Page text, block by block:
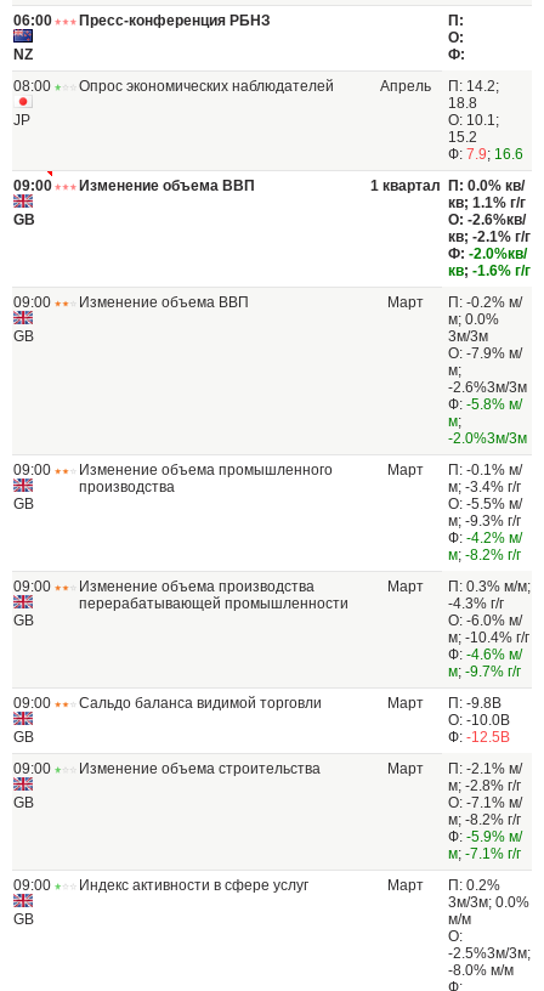
06:00
NZ
Пресс-конференция РБНЗ
П:
О:
Ф:
08:00
JP
Опрос экономических наблюдателей Апрель
П: 14.2;
18.8
О: 10.1;
15.2
Ф: 7.9; 16.6
09:00
GB
Изменение объема ВВП 1 квартал
П: 0.0% кв/
кв; 1.1% г/г
О: -2.6%кв/
кв; -2.1% г/г
Ф: -2.0%кв/
кв; -1.6% г/г
09:00
GB
Изменение объема ВВП Март
П: -0.2% м/
м; 0.0%
3м/3м
О: -7.9% м/
м;
-2.6%3м/3м
Ф: -5.8% м/
м;
-2.0%3м/3м
09:00
GB
Изменение объема промышленного
производства
Март
П: -0.1% м/
м; -3.4% г/г
О: -5.5% м/
м; -9.3% г/г
Ф: -4.2% м/
м; -8.2% г/г
09:00
GB
Изменение объема производства
перерабатывающей промышленности
Март
П: 0.3% м/м;
-4.3% г/г
О: -6.0% м/
м; -10.4% г/г
Ф: -4.6% м/
м; -9.7% г/г
09:00
GB
Сальдо баланса видимой торговли Март
П: -9.8B
О: -10.0B
Ф: -12.5B
09:00
GB
Изменение объема строительства Март
П: -2.1% м/
м; -2.8% г/г
О: -7.1% м/
м; -8.2% г/г
Ф: -5.9% м/
м; -7.1% г/г
09:00
GB
Индекс активности в сфере услуг Март
П: 0.2%
3м/3м; 0.0%
м/м
О:
-2.5%3м/3м;
-8.0% м/м
Ф: